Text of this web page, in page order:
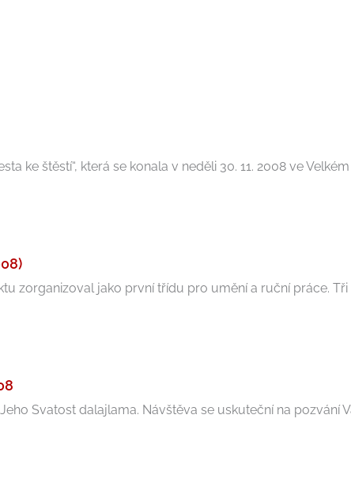
ke štěstí“, která se konala v neděli 30. 11. 2008 ve Velkém
zorganizoval jako první třídu pro umění a ruční práce. Tři
Svatost dalajlama. Návštěva se uskuteční na pozvání